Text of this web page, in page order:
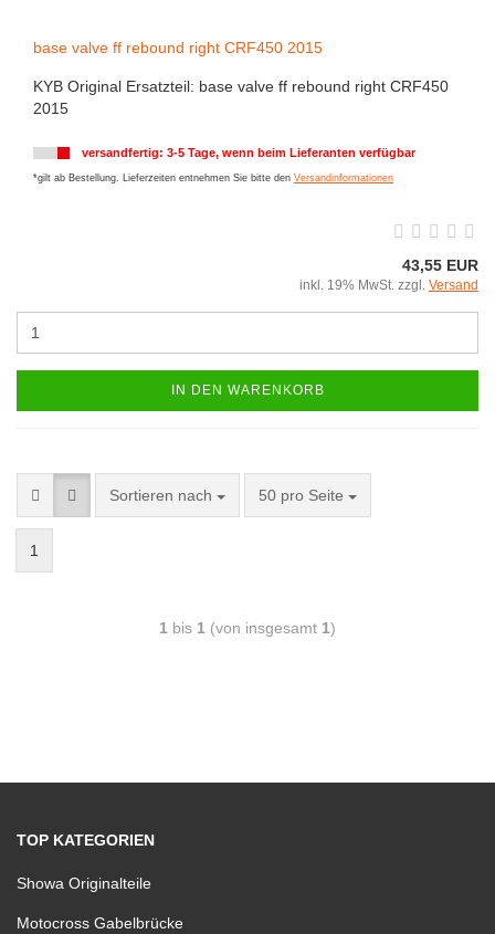
base valve ff rebound right CRF450 2015
KYB Original Ersatzteil: base valve ff rebound right CRF450
2015
versandfertig: 3-5 Tage, wenn beim Lieferanten verfügbar
*gilt ab Bestellung. Lieferzeiten entnehmen Sie bitte den Versandinformationen
43,55 EUR
inkl. 19% MwSt. zzgl. Versand
IN DEN WARENKORB
Sortieren nach 50 pro Seite
1
1 bis 1 (von insgesamt 1)
TOP KATEGORIEN
Showa Originalteile
Motocross Gabelbrücke